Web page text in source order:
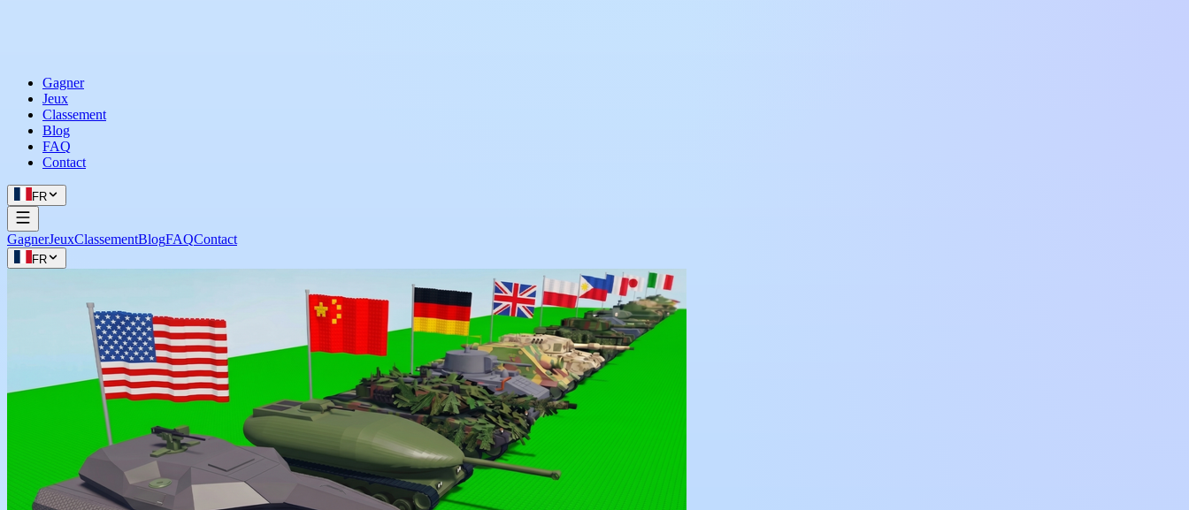
Gagner
Jeux
Classement
Blog
FAQ
Contact
FR
GagnerJeuxClassementBlogFAQContact
FR